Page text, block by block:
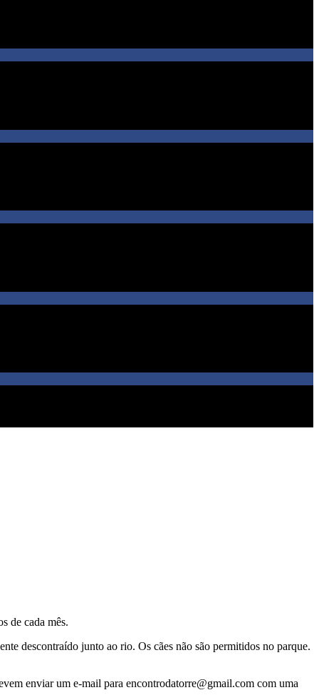
de cada mês.
descontraído junto ao rio. Os cães não são permitidos no parque.
enviar um e-mail para encontrodatorre@gmail.com com uma